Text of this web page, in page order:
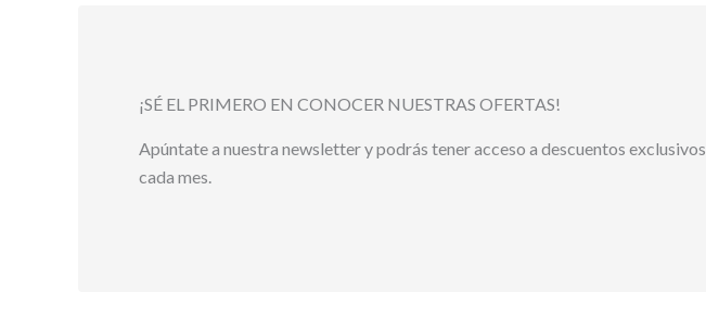
¡SÉ EL PRIMERO EN CONOCER NUESTRAS OFERTAS!
Apúntate a nuestra newsletter y podrás tener acceso a descuentos exclusivos
cada mes.